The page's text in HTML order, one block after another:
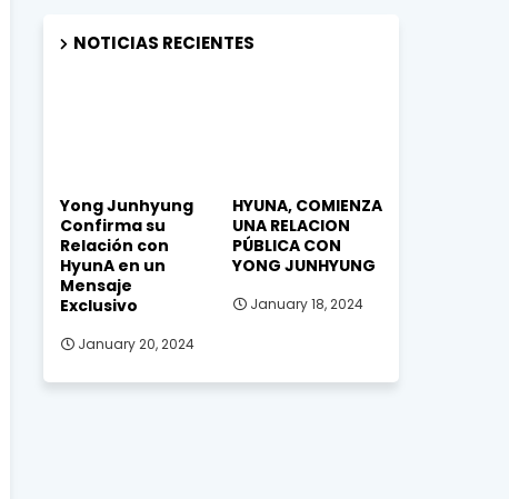
NOTICIAS RECIENTES
Yong Junhyung
Confirma su
Relación con
HyunA en un
Mensaje
Exclusivo
January 20, 2024
HYUNA, COMIENZA
UNA RELACION
PÚBLICA CON
YONG JUNHYUNG
January 18, 2024